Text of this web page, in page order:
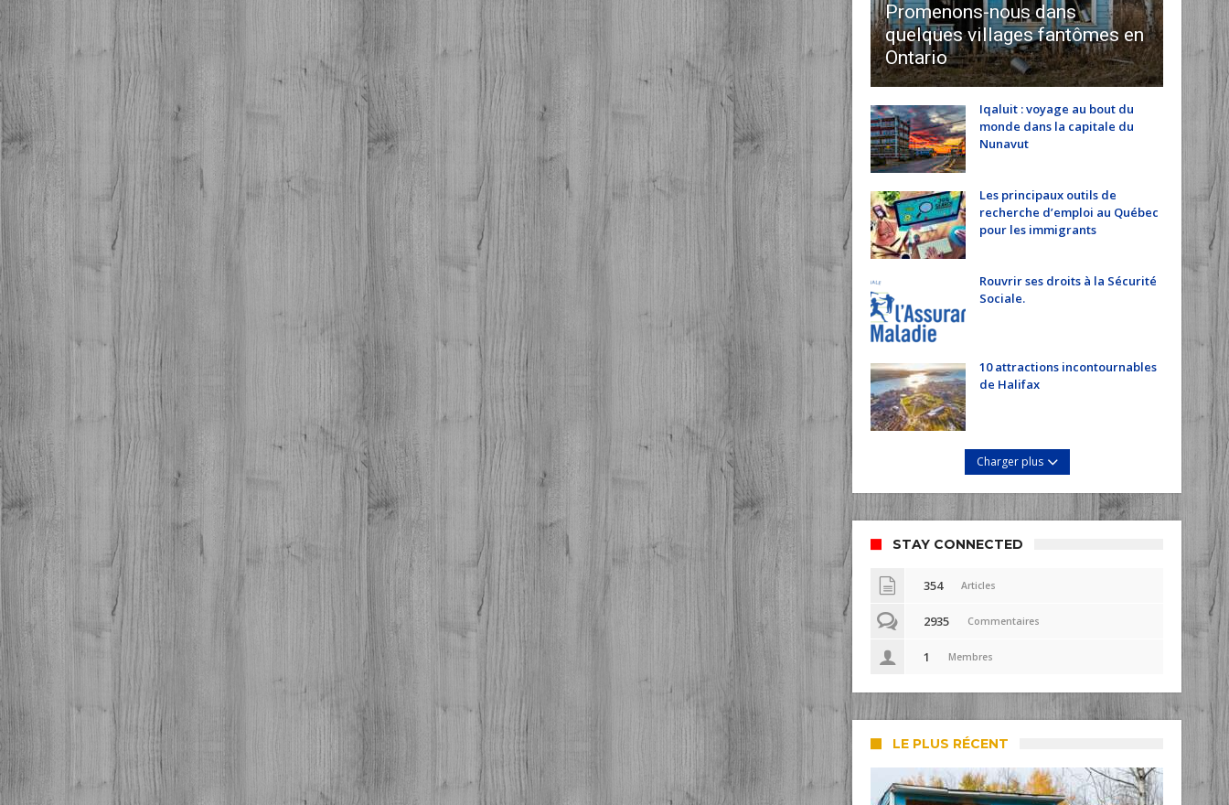
Promenons-nous dans
quelques villages fantômes en
Ontario
Iqaluit : voyage au bout du
monde dans la capitale du
Nunavut
Les principaux outils de
recherche d’emploi au Québec
pour les immigrants
Rouvrir ses droits à la Sécurité
Sociale.
10 attractions incontournables
de Halifax
Charger plus
STAY CONNECTED
354 Articles
2935 Commentaires
1 Membres
LE PLUS RÉCENT